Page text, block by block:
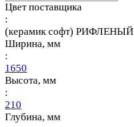
Цвет поставщика
:
(керамик софт) РИФЛЕНЫЙ
Ширина, мм
:
1650
Высота, мм
:
210
Глубина, мм